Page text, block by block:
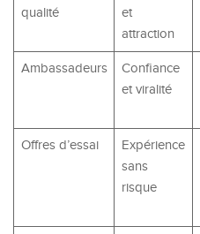
qualité
et
attraction
Ambassadeurs
Confiance
et viralité
Offres d’essai
Expérience
sans
risque